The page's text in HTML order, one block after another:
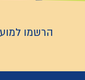
הרשמו